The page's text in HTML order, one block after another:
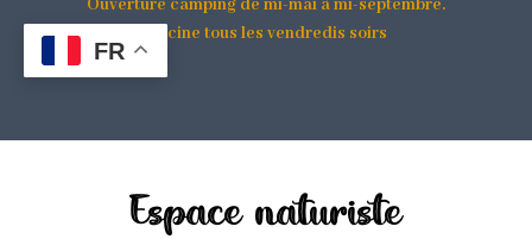
Ouverture camping de mi-mai à mi-septembre.
Piscine tous les vendredis soirs
Espace naturiste
FR